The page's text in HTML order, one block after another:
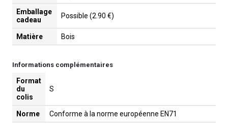
Emballage
cadeau
Possible (2.90 €)
Matière Bois
Informations complémentaires
Format
du
colis
S
Norme Conforme à la norme européenne EN71